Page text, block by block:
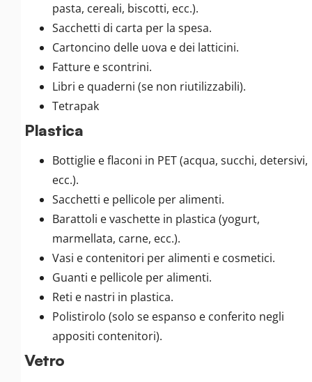
pasta, cereali, biscotti, ecc.).
Sacchetti di carta per la spesa.
Cartoncino delle uova e dei latticini.
Fatture e scontrini.
Libri e quaderni (se non riutilizzabili).
Tetrapak
Plastica
Bottiglie e flaconi in PET (acqua, succhi, detersivi,
ecc.).
Sacchetti e pellicole per alimenti.
Barattoli e vaschette in plastica (yogurt,
marmellata, carne, ecc.).
Vasi e contenitori per alimenti e cosmetici.
Guanti e pellicole per alimenti.
Reti e nastri in plastica.
Polistirolo (solo se espanso e conferito negli
appositi contenitori).
Vetro